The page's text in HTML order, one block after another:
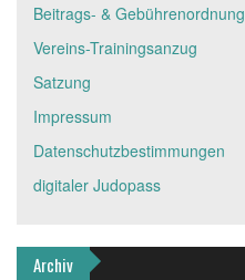
Beitrags- & Gebührenordnung
Vereins-Trainingsanzug
Satzung
Impressum
Datenschutzbestimmungen
digitaler Judopass
Archiv